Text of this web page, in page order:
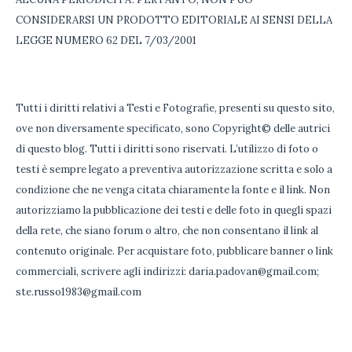
CONSIDERARSI UN PRODOTTO EDITORIALE AI SENSI DELLA
LEGGE NUMERO 62 DEL 7/03/2001
Tutti i diritti relativi a Testi e Fotografie, presenti su questo sito,
ove non diversamente specificato, sono Copyright© delle autrici
di questo blog. Tutti i diritti sono riservati. L’utilizzo di foto o
testi è sempre legato a preventiva autorizzazione scritta e solo a
condizione che ne venga citata chiaramente la fonte e il link. Non
autorizziamo la pubblicazione dei testi e delle foto in quegli spazi
della rete, che siano forum o altro, che non consentano il link al
contenuto originale. Per acquistare foto, pubblicare banner o link
commerciali, scrivere agli indirizzi: daria.padovan@gmail.com;
ste.russo1983@gmail.com